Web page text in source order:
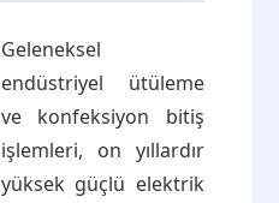
Geleneksel
endüstriyel ütüleme
ve konfeksiyon bitiş
işlemleri, on yıllardır
yüksek güçlü elektrik